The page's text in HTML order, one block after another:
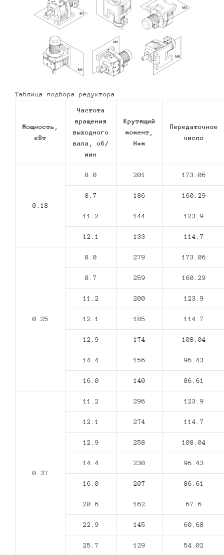
Таблица подбора редуктора
Мощность,
кВт
Частота
вращения
выходного
вала, об/
мин
Крутящий
момент,
Н*м
Передаточное
число
0.18
8.0 201 173.06
8.7 186 160.29
11.2 144 123.9
12.1 133 114.7
0.25
8.0 279 173.06
8.7 259 160.29
11.2 200 123.9
12.1 185 114.7
12.9 174 108.04
14.4 156 96.43
16.0 140 86.61
0.37
11.2 296 123.9
12.1 274 114.7
12.9 258 108.04
14.4 230 96.43
16.0 207 86.61
20.6 162 67.6
22.9 145 60.68
25.7 129 54.02